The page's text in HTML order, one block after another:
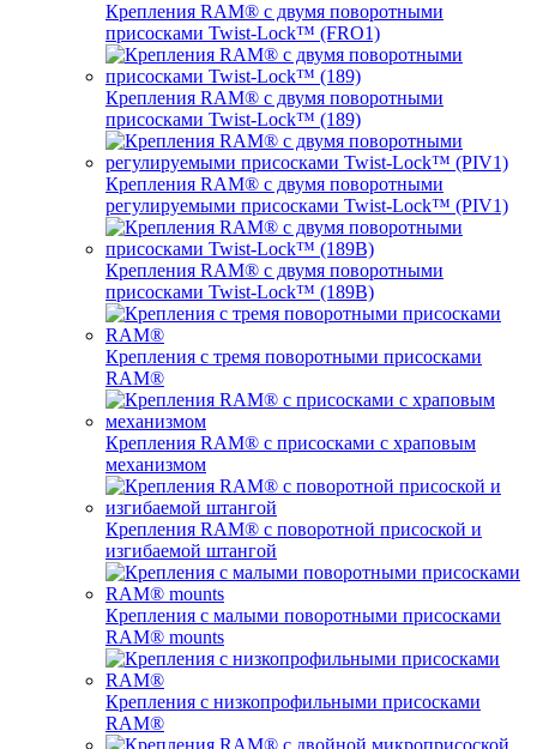
Крепления RAM® с двумя поворотными
присосками Twist-Lock™ (FRO1)
Крепления RAM® с двумя поворотными
присосками Twist-Lock™ (189)
Крепления RAM® с двумя поворотными
регулируемыми присосками Twist-Lock™ (PIV1)
Крепления RAM® с двумя поворотными
присосками Twist-Lock™ (189B)
Крепления с тремя поворотными присосками
RAM®
Крепления RAM® с присосками с храповым
механизмом
Крепления RAM® с поворотной присоской и
изгибаемой штангой
Крепления с малыми поворотными присосками
RAM® mounts
Крепления с низкопрофильными присосками
RAM®